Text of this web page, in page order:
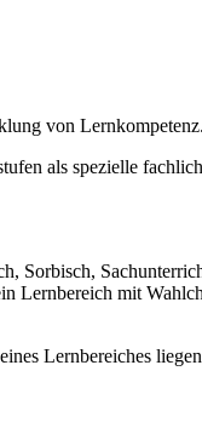
von Lernkompetenz.
als spezielle
Sorbisch,
Lernbereich mit
Lernbereiches